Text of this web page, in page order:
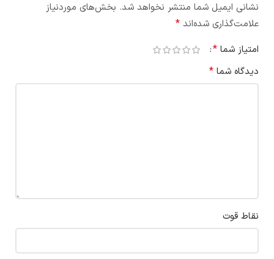
نشانی ایمیل شما منتشر نخواهد شد. بخش‌های موردنیاز
علامت‌گذاری شده‌اند *
امتیاز شما *
دیدگاه شما *
نقاط قوت